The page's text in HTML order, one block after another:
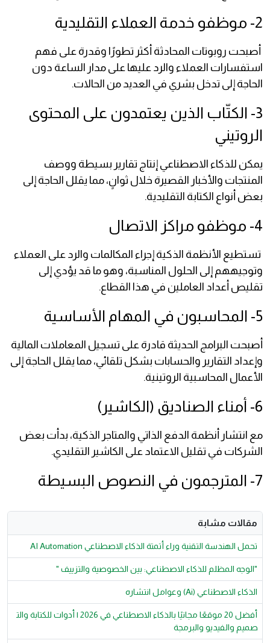
2- موظفو خدمة العملاء التقليدية
أصبحت روبوتات المحادثة أكثر تطورًا وقدرة على فهم
استفسارات العملاء والرد عليها على مدار الساعة دون
الحاجة إلى تدخل بشري في العديد من الحالات.
3- الكتّاب الذين يعتمدون على المحتوى
الروتيني
يمكن للذكاء الاصطناعي إنتاج تقارير بسيطة ووصف
المنتجات والأخبار القصيرة خلال ثوانٍ، مما يقلل الحاجة إلى
بعض أنواع الكتابة التقليدية.
4- موظفو مراكز الاتصال
تستطيع الأنظمة الذكية إجراء المكالمات والرد على العملاء
وتوجيههم إلى الحلول المناسبة، وهو ما قد يؤدي إلى
تقليص أعداد العاملين في هذا القطاع.
5- المحاسبون في المهام الأساسية
أصبحت البرامج الحديثة قادرة على تسجيل المعاملات المالية
وإعداد التقارير والحسابات بشكل تلقائي، مما يقلل الحاجة إلى
الأعمال المحاسبية الروتينية.
6- أمناء الصناديق (الكاشير)
مع انتشار أنظمة الدفع الذاتي والمتاجر الذكية، بدأت بعض
الشركات في تقليل الاعتماد على الكاشير التقليدي.
7- المترجمون في النصوص البسيطة
مقالات مشابة
تحمل الهندسة التقنية وراء أتمتة الذكاء الاصطناعي AI Automation
"الوجه المظلم للذكاء الاصطناعي: بين الخصوصية والتزييف "
الذكاء الاصطناعي (Ai) وعوامل انتشاره
أفضل 20 موقعًا مجانيًا بالذكاء الاصطناعي في 2026 | أدوات للكتابة والت
صميم والفيديو والبرمجة